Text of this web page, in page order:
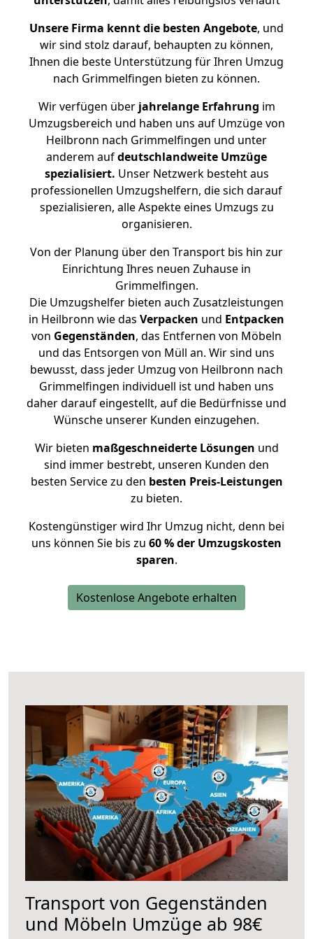
Unsere Firma kennt die besten Angebote, und
wir sind stolz darauf, behaupten zu können,
Ihnen die beste Unterstützung für Ihren Umzug
nach Grimmelfingen bieten zu können.
Wir verfügen überjahrelange Erfahrung im
Umzugsbereich und haben uns auf Umzüge von
Heilbronn nach Grimmelfingen und unter
anderem aufdeutschlandweite Umzüge
spezialisiert. Unser Netzwerk besteht aus
professionellen Umzugshelfern, die sich darauf
spezialisieren, alle Aspekte eines Umzugs zu
organisieren.
Von der Planung über den Transport bis hin zur
Einrichtung Ihres neuen Zuhause in
Grimmelfingen.
Die Umzugshelfer bieten auch Zusatzleistungen
in Heilbronn wie das Verpacken und Entpacken
von Gegenständen, das Entfernen von Möbeln
und das Entsorgen von Müll an. Wir sind uns
bewusst, dass jeder Umzug von Heilbronn nach
Grimmelfingen individuell ist und haben uns
daher darauf eingestellt, auf die Bedürfnisse und
Wünsche unserer Kunden einzugehen.
Wir bieten maßgeschneiderte Lösungen und
sind immer bestrebt, unseren Kunden den
besten Service zu den besten Preis-Leistungen
zu bieten.
Kostengünstiger wird Ihr Umzug nicht, denn bei
uns können Sie bis zu 60 % der Umzugskosten
sparen.
Kostenlose Angebote erhalten
Transport von Gegenständen
und Möbeln Umzüge ab 98€